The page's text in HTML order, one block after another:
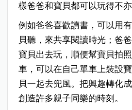
樣爸爸和寶貝都可以玩得不亦
例如爸爸喜歡讀書，可以用
貝聽，來共享閱讀時光；爸
寶貝出去玩，順便幫寶貝拍
車，可以在自己單車上裝設
貝一起去兜風。把興趣轉化
創造許多親子同樂的時刻。